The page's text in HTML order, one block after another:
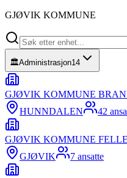
GJØVIK KOMMUNE
🏛️Administrasjon14
GJØVIK KOMMUNE
HUNNDALEN
42
GJØVIK KOMMUNE
GJØVIK
7 ansatte